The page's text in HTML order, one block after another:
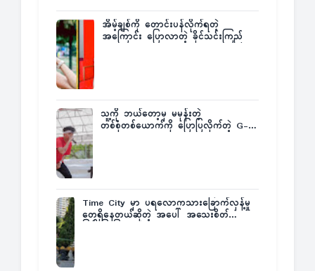
အိမ့်ချစ်ကို တောင်းပန်လိုက်ရတဲ့
အကြောင်း ပြောလာတဲ့ ခိုင်သင်းကြည်
သူ့ကို ဘယ်တော့မှ မမုန်းတဲ့
တစ်စုံတစ်ယောက်ကို ပြောပြလိုက်တဲ့ G-
Time City မှာ ပရလောကသားခြောက်လှန့်မှု
တွေရှိနေတယ်ဆိုတဲ့ အပေါ် အသေးစိတ်